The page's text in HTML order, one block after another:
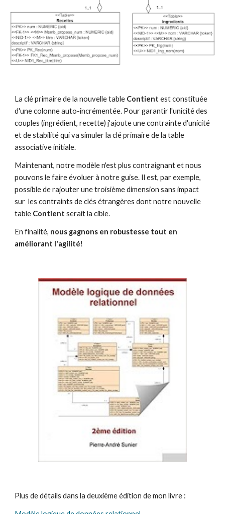
La clé primaire de la nouvelle table Contient est constituée
d'une colonne auto-incrémentée. Pour garantir l'unicité des
couples (ingrédient, recette) j'ajoute une contrainte d'unicité
et de stabilité qui va simuler la clé primaire de la table
associative initiale.
Maintenant, notre modèle n'est plus contraignant et nous
pouvons le faire évoluer à notre guise. Il est, par exemple,
possible de rajouter une troisième dimension sans impact
sur  les contraints de clés étrangères dont notre nouvelle
table Contient serait la cible.
En finalité, nous gagnons en robustesse tout en
améliorant l'agilité!
Plus de détails dans la deuxième édition de mon livre :